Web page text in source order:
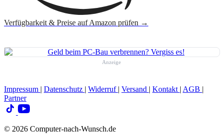
Verfügbarkeit & Preise auf Amazon prüfen →
Anzeige
Impressum | Datenschutz | Widerruf | Versand | Kontakt | AGB |
Partner
© 2026 Computer-nach-Wunsch.de